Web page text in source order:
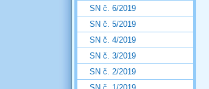
SN č. 6/2019
SN č. 5/2019
SN č. 4/2019
SN č. 3/2019
SN č. 2/2019